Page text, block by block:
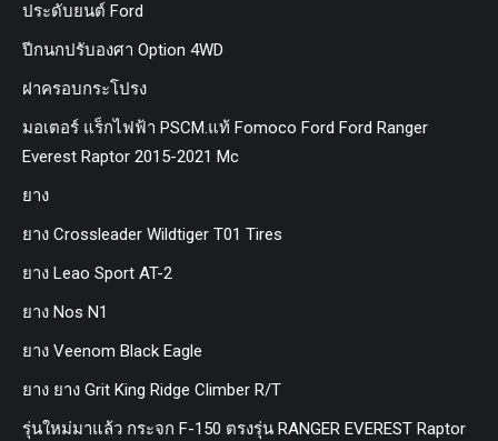
ประดับยนต์ Ford
ปีกนกปรับองศา Option 4WD
ฝาครอบกระโปรง
มอเตอร์ แร็กไฟฟ้า PSCM.แท้ Fomoco Ford Ford Ranger
Everest Raptor 2015-2021 Mc
ยาง
ยาง Crossleader Wildtiger T01 Tires
ยาง Leao Sport AT-2
ยาง Nos N1
ยาง Veenom Black Eagle
ยาง ยาง Grit King Ridge Climber R/T
รุ่นใหม่มาแล้ว กระจก F-150 ตรงรุ่น RANGER EVEREST Raptor